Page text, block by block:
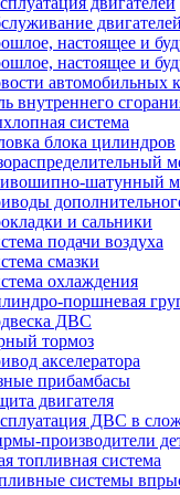
двигателей
настоящее и
настоящее и
автомобильных
внутреннего
система
блока цилиндров
шатунный
и сальники
подачи воздуха
смазки
охлаждения
поршневая
ДВС
тормоз
акселератора
прибамбасы
двигателя
ДВС в
производители
топливная система
системы